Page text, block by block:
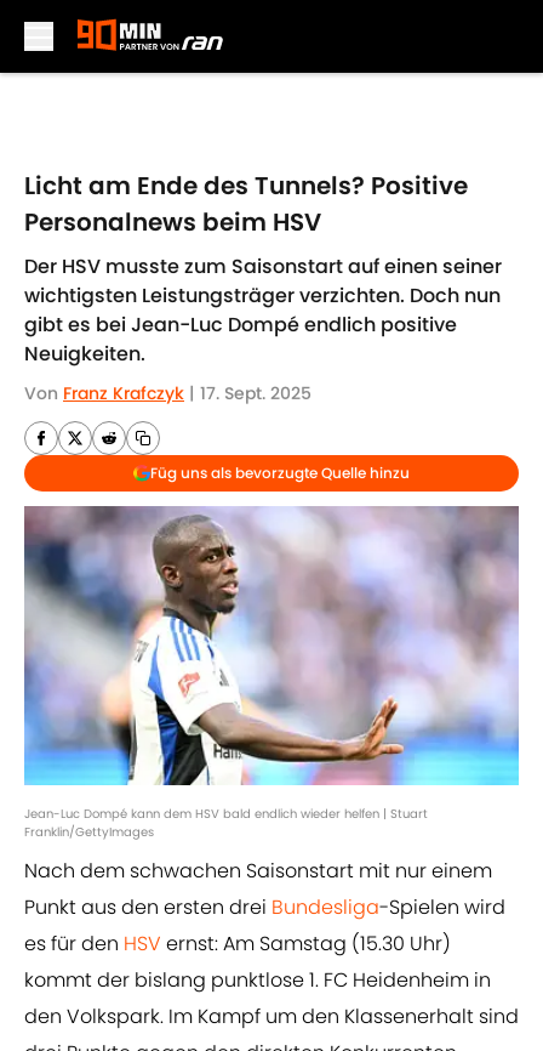
Licht am Ende des Tunnels? Positive
Personalnews beim HSV
Der HSV musste zum Saisonstart auf einen seiner
wichtigsten Leistungsträger verzichten. Doch nun
gibt es bei Jean-Luc Dompé endlich positive
Neuigkeiten.
Von Franz Krafczyk | 17. Sept. 2025
Füg uns als bevorzugte Quelle hinzu
Jean-Luc Dompé kann dem HSV bald endlich wieder helfen | Stuart
Franklin/GettyImages
Nach dem schwachen Saisonstart mit nur einem
Punkt aus den ersten drei Bundesliga-Spielen wird
es für den HSV ernst: Am Samstag (15.30 Uhr)
kommt der bislang punktlose 1. FC Heidenheim in
den Volkspark. Im Kampf um den Klassenerhalt sind